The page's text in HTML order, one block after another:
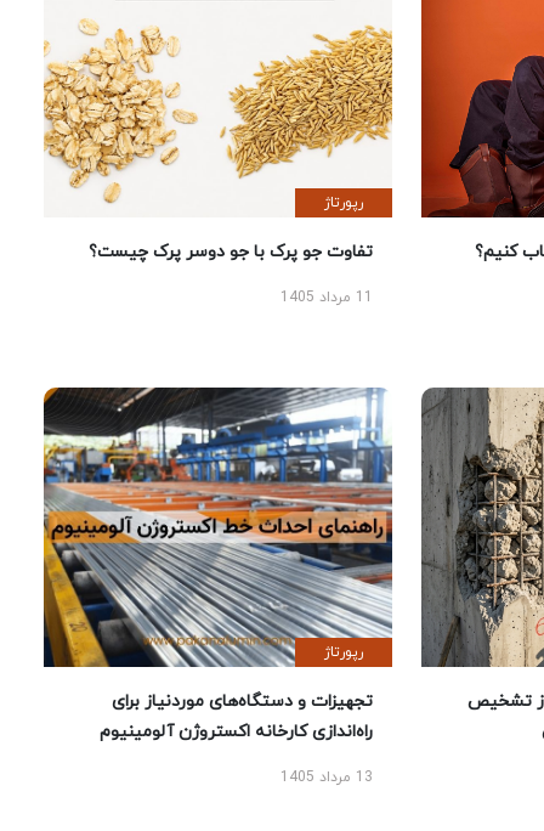
کنیم؟
رپورتاژ
تفاوت جو پرک با جو دوسر پرک چیست؟
تشخیص
رپورتاژ
تجهیزات و دستگاه‌های موردنیاز برای
راه‌اندازی کارخانه اکستروژن آلومینیوم
13 مرداد 1405